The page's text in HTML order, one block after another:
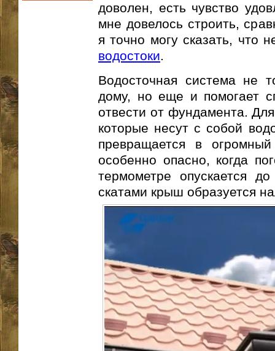
доволен, есть чувство
мне довелось строить,
я точно могу сказать, что
водостоки.
Водосточная система не
дому, но еще и помогает
отвести от фундамента.
которые несут с собой
превращается в
особенно опасно, когда
термометре опускается
скатами крыш образуется